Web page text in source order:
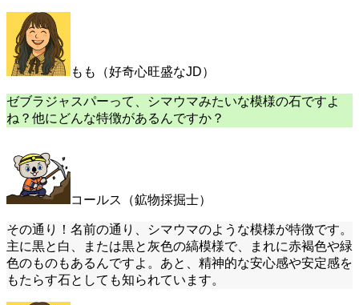
もも（好奇心旺盛なJD）
ゼブラジャスパーって、シマウマみたいな模様の石ですよ
ね？他にどんな特徴があるんですか？
コールス（鉱物採掘士）
その通り！名前の通り、シマウマのような模様が特徴です。
主に黒と白、または黒と灰色の縞模様で、まれに赤褐色や緑
色のものもあるんですよ。あと、精神的な安心感や安定感を
もたらす石としても知られています。